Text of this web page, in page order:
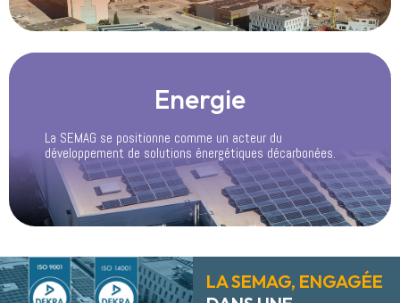
Energie
La SEMAG se positionne comme un acteur du
développement de solutions énergétiques décarbonées.
LA SEMAG, ENGAGÉE